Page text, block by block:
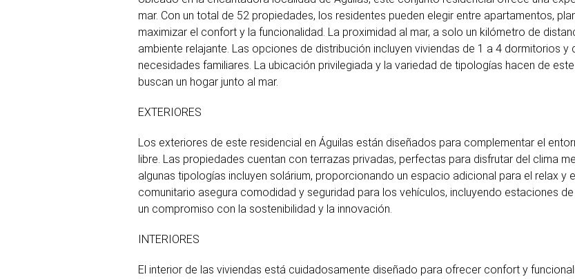
mar. Con un total de 52 propiedades, los residentes pueden elegir entre apartamentos,
maximizar el confort y la funcionalidad. La proximidad al mar, a solo un kilómetro de
ambiente relajante. Las opciones de distribución incluyen viviendas de 1 a 4 dormitorios
necesidades familiares. La ubicación privilegiada y la variedad de tipologías hacen de
buscan un hogar junto al mar.
EXTERIORES
Los exteriores de este residencial en Águilas están diseñados para complementar el
libre. Las propiedades cuentan con terrazas privadas, perfectas para disfrutar del clima
algunas tipologías incluyen solárium, proporcionando un espacio adicional para el relax y
comunitario asegura comodidad y seguridad para los vehículos, incluyendo estaciones
un compromiso con la sostenibilidad y la innovación.
INTERIORES
El interior de las viviendas está cuidadosamente diseñado para ofrecer confort y